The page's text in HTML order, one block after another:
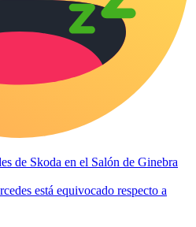
de Skoda en el Salón de Ginebra
está equivocado respecto a